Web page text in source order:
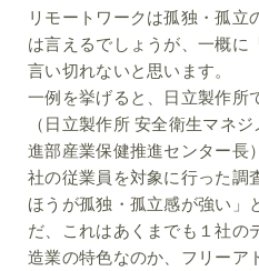
リモートワークは孤独・孤立
は言えるでしょうが、一概に
言い切れないと思います。
一例を挙げると、日立製作所
（日立製作所 安全衛生マネ
進部産業保健推進センター長
社の従業員を対象に行った調
ほうが孤独・孤立感が強い」
だ、これはあくまでも１社の
造業の特色なのか、フリーア